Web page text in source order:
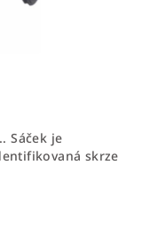
Sáček je
skrze